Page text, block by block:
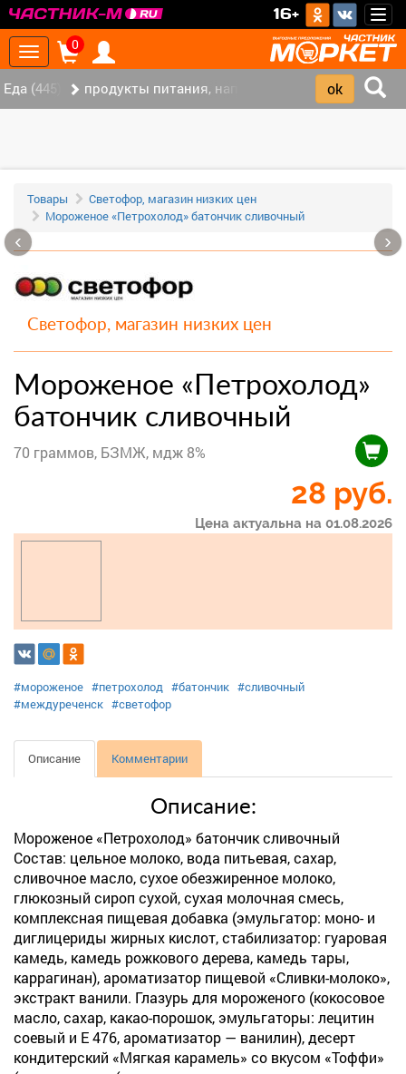
16+
Toggle
navigation
0
Еда (445) продукты питания, напитки (337)
Товары
Светофор, магазин низких цен
Мороженое «Петрохолод» батончик сливочный
Светофор, магазин низких цен
Мороженое «Петрохолод»
батончик сливочный
70 граммов, БЗМЖ, мдж 8%
28 руб.
Цена актуальна на 01.08.2026
#мороженое #петрохолод #батончик #сливочный
#междуреченск #светофор
Описание Комментарии
Описание:
Мороженое «Петрохолод» батончик сливочный
Состав: цельное молоко, вода питьевая, сахар,
сливочное масло, сухое обезжиренное молоко,
глюкозный сироп сухой, сухая молочная смесь,
комплексная пищевая добавка (эмульгатор: моно- и
диглицериды жирных кислот, стабилизатор: гуаровая
камедь, камедь рожкового дерева, камедь тары,
каррагинан), ароматизатор пищевой «Сливки-молоко»,
экстракт ванили. Глазурь для мороженого (кокосовое
масло, сахар, какао-порошок, эмульгаторы: лецитин
соевый и Е 476, ароматизатор — ванилин), десерт
кондитерский «Мягкая карамель» со вкусом «Тоффи»
‹ ›